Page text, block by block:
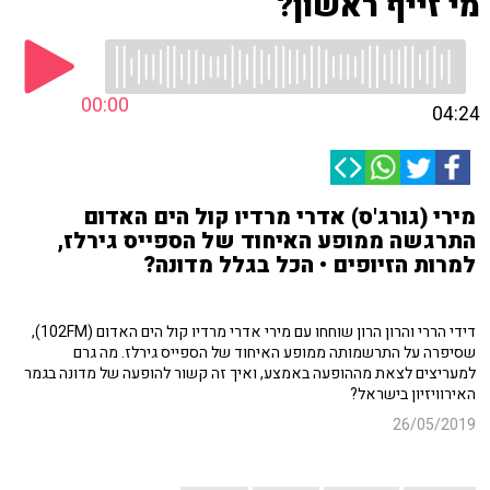
00:00 04:24
מירי (גורג'ס) אדרי מרדיו קול הים האדום
התרגשה ממופע האיחוד של הספייס גירלז,
למרות הזיופים • הכל בגלל מדונה?
דידי הררי והרון הרון שוחחו עם מירי אדרי מרדיו קול הים האדום (102FM),
שסיפרה על התרשמותה ממופע האיחוד של הספייס גירלז. מה גרם
למעריצים לצאת מההופעה באמצע, ואיך זה קשור להופעה של מדונה בגמר
האירוויזיון בישראל?
26/05/2019